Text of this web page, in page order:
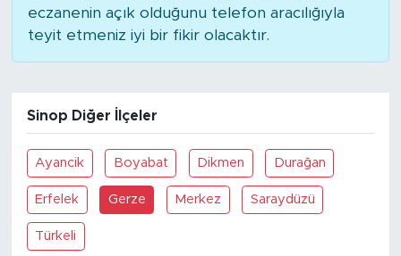
eczanenin açık olduğunu telefon aracılığıyla
teyit etmeniz iyi bir fikir olacaktır.
Sinop Diğer İlçeler
Ayancik Boyabat Dikmen Durağan
Erfelek Gerze Merkez Saraydüzü
Türkeli